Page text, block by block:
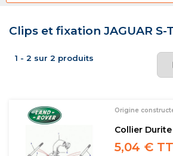
Clips et fixation JAGUAR S-
1 - 2 sur 2 produits
Origine
Collier
5,04 €